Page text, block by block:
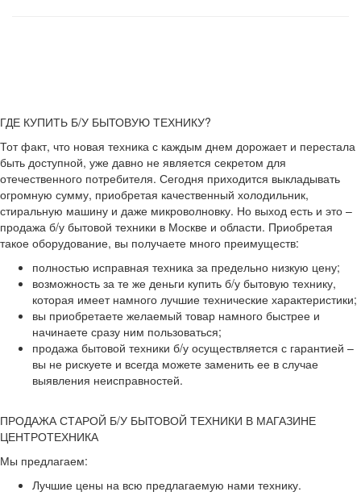
ГДЕ КУПИТЬ Б/У БЫТОВУЮ ТЕХНИКУ?
Тот факт, что новая техника с каждым днем дорожает и перестала
быть доступной, уже давно не является секретом для
отечественного потребителя. Сегодня приходится выкладывать
огромную сумму, приобретая качественный холодильник,
стиральную машину и даже микроволновку. Но выход есть и это –
продажа б/у бытовой техники в Москве и области. Приобретая
такое оборудование, вы получаете много преимуществ:
полностью исправная техника за предельно низкую цену;
возможность за те же деньги купить б/у бытовую технику,
которая имеет намного лучшие технические характеристики;
вы приобретаете желаемый товар намного быстрее и
начинаете сразу ним пользоваться;
продажа бытовой техники б/у осуществляется с гарантией –
вы не рискуете и всегда можете заменить ее в случае
выявления неисправностей.
ПРОДАЖА СТАРОЙ Б/У БЫТОВОЙ ТЕХНИКИ В МАГАЗИНЕ
ЦЕНТРОТЕХНИКА
Мы предлагаем:
Лучшие цены на всю предлагаемую нами технику.